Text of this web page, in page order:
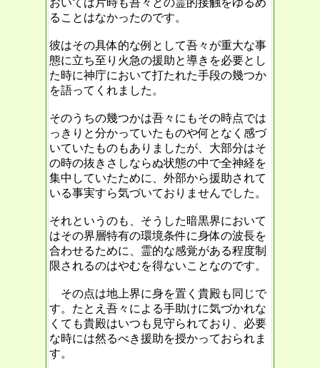
おいては片時も吾々との霊的接触をゆるめ
ることはなかったのです。
彼はその具体的な例として吾々が重大な事
態に立ち至り火急の援助と導きを必要とし
た時に神庁において打たれた手段の幾つか
を語ってくれました。
そのうちの幾つかは吾々にもその時点では
っきりと分かっていたものや何となく感づ
いていたものもありましたが、大部分はそ
の時の抜きさしならぬ状態の中で全神経を
集中していたために、外部から援助されて
いる事実すら気づいておりませんでした。
それというのも、そうした暗黒界において
はその界層特有の環境条件に身体の波長を
合わせるために、霊的な感覚がある程度制
限されるのはやむを得ないことなのです。
その点は地上界に身を置く貴殿も同じで
す。たとえ吾々による手助けに気づかれな
くても貴殿はいつも見守られており、必要
な時には然るべき援助を授かっておられま
す。